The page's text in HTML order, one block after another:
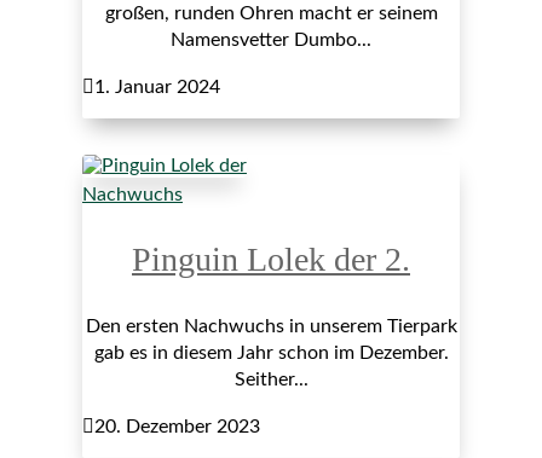
großen, runden Ohren macht er seinem
Namensvetter Dumbo...
1. Januar 2024
Nachwuchs
Pinguin Lolek der 2.
Den ersten Nachwuchs in unserem Tierpark
gab es in diesem Jahr schon im Dezember.
Seither...
20. Dezember 2023